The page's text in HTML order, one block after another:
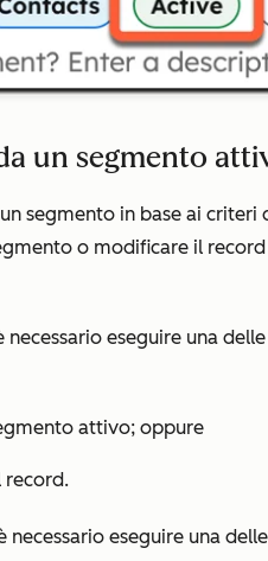
un segmento
segmento in base ai criteri
o modificare il record
eseguire una
attivo; oppure
record.
eseguire una